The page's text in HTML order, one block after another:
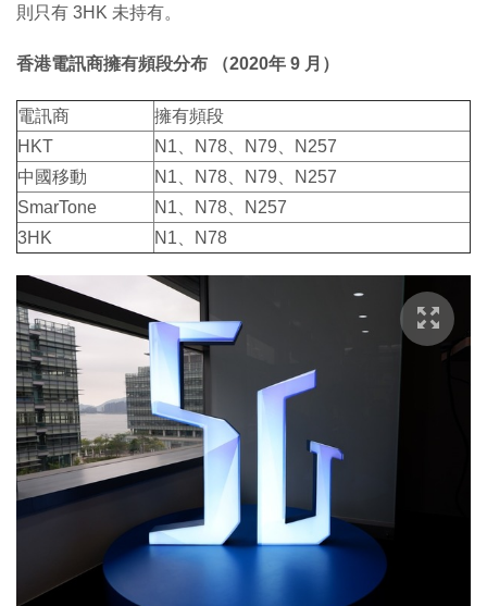
則只有 3HK 未持有。
香港電訊商擁有頻段分布 （2020年 9 月）
電訊商
擁有頻段
HKT
N1、N78、N79、N257
中國移動
N1、N78、N79、N257
SmarTone
N1、N78、N257
3HK
N1、N78